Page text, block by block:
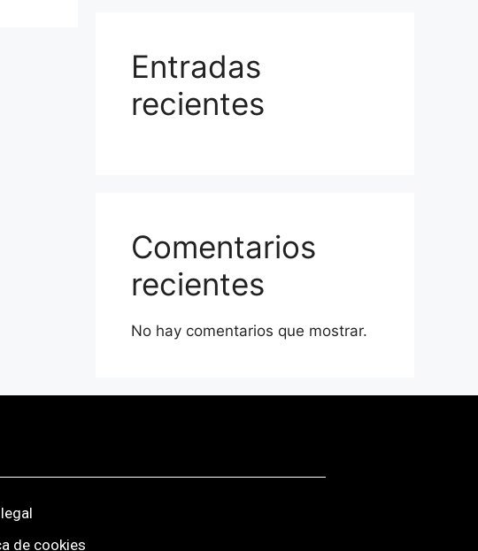
Entradas
recientes
Comentarios
recientes
No hay comentarios que mostrar.
de cookies